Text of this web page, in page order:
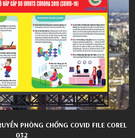
PHÒNG CHỐNG COVID FILE COREL
032